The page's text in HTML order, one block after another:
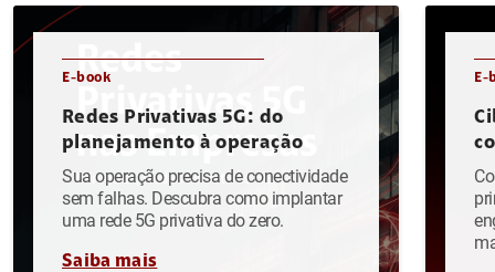
E-book
Redes Privativas 5G: do
planejamento à operação
Sua operação precisa de conectividade
sem falhas. Descubra como implantar
uma rede 5G privativa do zero.
Saiba mais
E-